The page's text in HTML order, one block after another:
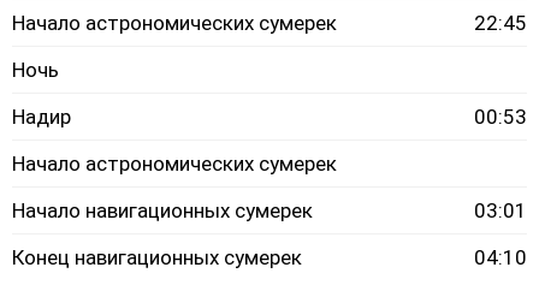
Начало астрономических сумерек
22:45
Ночь
Надир
00:53
Начало астрономических сумерек
Начало навигационных сумерек
03:01
Конец навигационных сумерек
04:10